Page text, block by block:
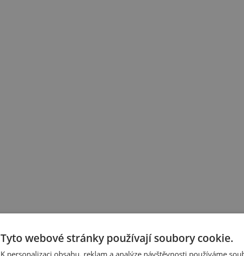
Tyto webové stránky používají soubory cookie.
K personalizaci obsahu, reklam a analýze návštěvnosti používáme